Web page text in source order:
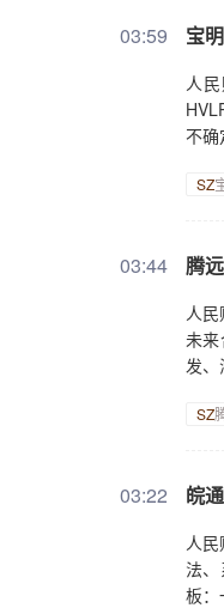
03:59 宝
人
不确
SZ
03:44 腾
人
未
发、
SZ
03:22 皖
人
法
板